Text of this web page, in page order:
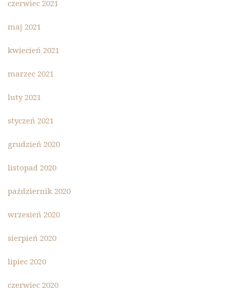
czerwiec 2021
maj 2021
kwiecień 2021
marzec 2021
luty 2021
styczeń 2021
grudzień 2020
listopad 2020
październik 2020
wrzesień 2020
sierpień 2020
lipiec 2020
czerwiec 2020